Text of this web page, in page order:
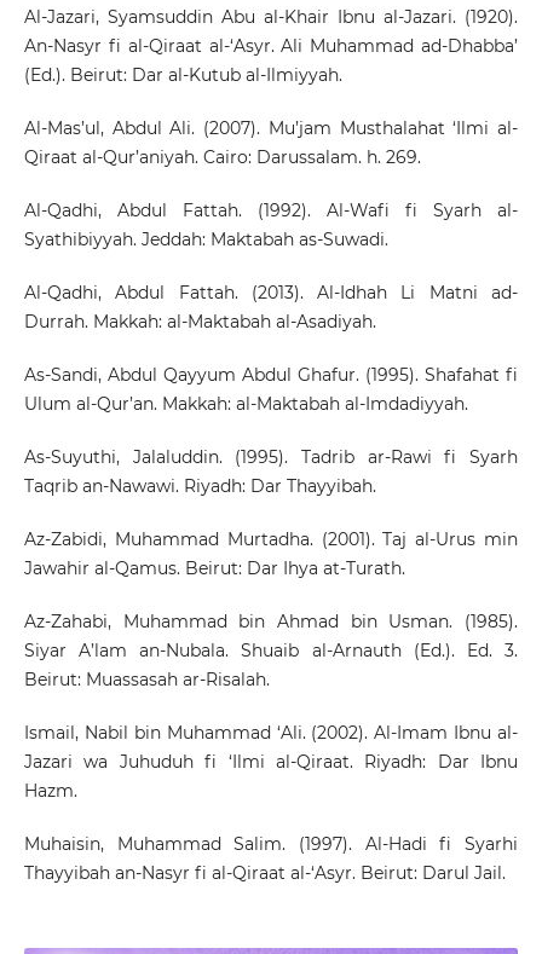
Al-Jazari, Syamsuddin Abu al-Khair Ibnu al-Jazari. (1920).
An-Nasyr fi al-Qiraat al-‘Asyr. Ali Muhammad ad-Dhabba’
(Ed.). Beirut: Dar al-Kutub al-Ilmiyyah.
Al-Mas’ul, Abdul Ali. (2007). Mu’jam Musthalahat ‘Ilmi al-
Qiraat al-Qur’aniyah. Cairo: Darussalam. h. 269.
Al-Qadhi, Abdul Fattah. (1992). Al-Wafi fi Syarh al-
Syathibiyyah. Jeddah: Maktabah as-Suwadi.
Al-Qadhi, Abdul Fattah. (2013). Al-Idhah Li Matni ad-
Durrah. Makkah: al-Maktabah al-Asadiyah.
As-Sandi, Abdul Qayyum Abdul Ghafur. (1995). Shafahat fi
Ulum al-Qur’an. Makkah: al-Maktabah al-Imdadiyyah.
As-Suyuthi, Jalaluddin. (1995). Tadrib ar-Rawi fi Syarh
Taqrib an-Nawawi. Riyadh: Dar Thayyibah.
Az-Zabidi, Muhammad Murtadha. (2001). Taj al-Urus min
Jawahir al-Qamus. Beirut: Dar Ihya at-Turath.
Az-Zahabi, Muhammad bin Ahmad bin Usman. (1985).
Siyar A’lam an-Nubala. Shuaib al-Arnauth (Ed.). Ed. 3.
Beirut: Muassasah ar-Risalah.
Ismail, Nabil bin Muhammad ‘Ali. (2002). Al-Imam Ibnu al-
Jazari wa Juhuduh fi ‘Ilmi al-Qiraat. Riyadh: Dar Ibnu
Hazm.
Muhaisin, Muhammad Salim. (1997). Al-Hadi fi Syarhi
Thayyibah an-Nasyr fi al-Qiraat al-‘Asyr. Beirut: Darul Jail.